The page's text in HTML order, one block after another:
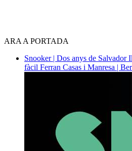
ARA A PORTADA
Snooker | Dos anys de Salvador
fàcil Ferran Casas i Manresa |